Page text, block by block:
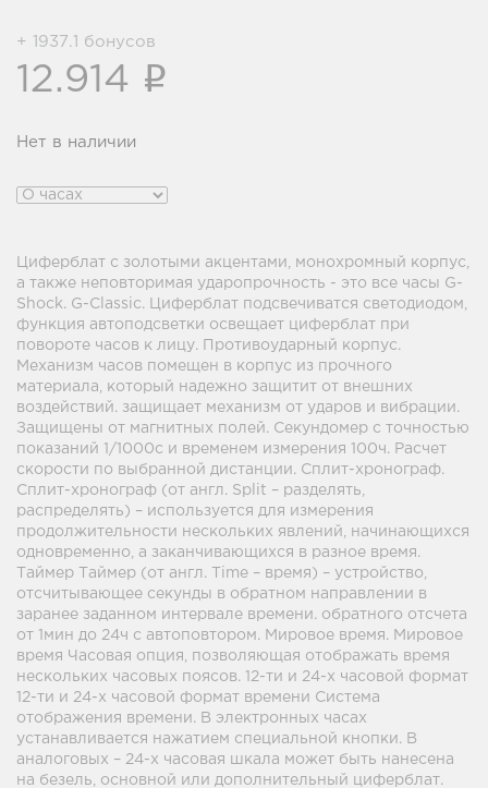
+ 1937.1 бонусов
12.914 i
Нет в наличии
Циферблат с золотыми акцентами, монохромный корпус,
а также неповторимая ударопрочность - это все часы G-
Shock. G-Classic. Циферблат подсвечиватся светодиодом,
функция автоподсветки освещает циферблат при
повороте часов к лицу. Противоударный корпус.
Механизм часов помещен в корпус из прочного
материала, который надежно защитит от внешних
воздействий. защищает механизм от ударов и вибрации.
Защищены от магнитных полей. Секундомер с точностью
показаний 1/1000с и временем измерения 100ч. Расчет
скорости по выбранной дистанции. Сплит-хронограф.
Сплит-хронограф (от англ. Split – разделять,
распределять) – используется для измерения
продолжительности нескольких явлений, начинающихся
одновременно, а заканчивающихся в разное время.
Таймер Таймер (от англ. Time – время) – устройство,
отсчитывающее секунды в обратном направлении в
заранее заданном интервале времени. обратного отсчета
от 1мин до 24ч с автоповтором. Мировое время. Мировое
время Часовая опция, позволяющая отображать время
нескольких часовых поясов. 12-ти и 24-х часовой формат
12-ти и 24-х часовой формат времени Система
отображения времени. В электронных часах
устанавливается нажатием специальной кнопки. В
аналоговых – 24-х часовая шкала может быть нанесена
на безель, основной или дополнительный циферблат.